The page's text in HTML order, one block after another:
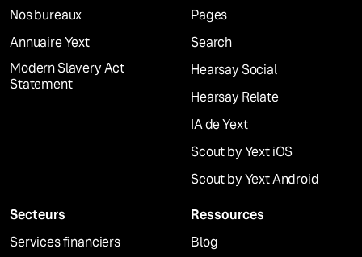
Nos bureaux
Annuaire Yext
Modern Slavery Act
Statement
Pages
Search
Hearsay Social
Hearsay Relate
IA de Yext
Scout by Yext iOS
Scout by Yext Android
Secteurs
Services financiers
Ressources
Blog